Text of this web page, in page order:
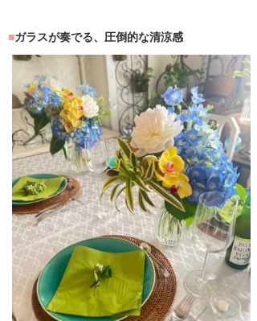
ガラスが奏でる、圧倒的な清涼感